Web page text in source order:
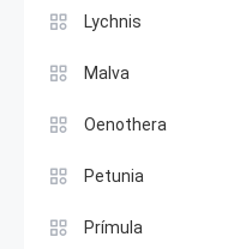
Lychnis
Malva
Oenothera
Petunia
Prímula